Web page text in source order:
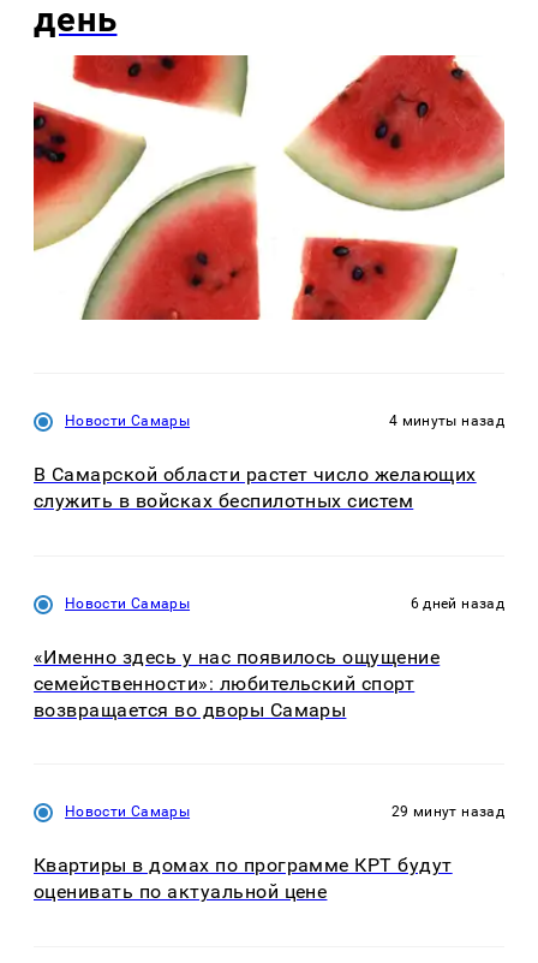
день
Новости Самары 4 минуты назад
В Самарской области растет число желающих
служить в войсках беспилотных систем
Новости Самары 6 дней назад
«Именно здесь у нас появилось ощущение
семейственности»: любительский спорт
возвращается во дворы Самары
Новости Самары 29 минут назад
Квартиры в домах по программе КРТ будут
оценивать по актуальной цене